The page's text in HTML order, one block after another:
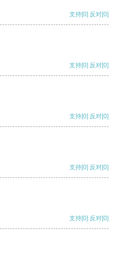
支持[0] 反对[0]
支持[0] 反对[0]
支持[0] 反对[0]
支持[0] 反对[0]
支持[0] 反对[0]